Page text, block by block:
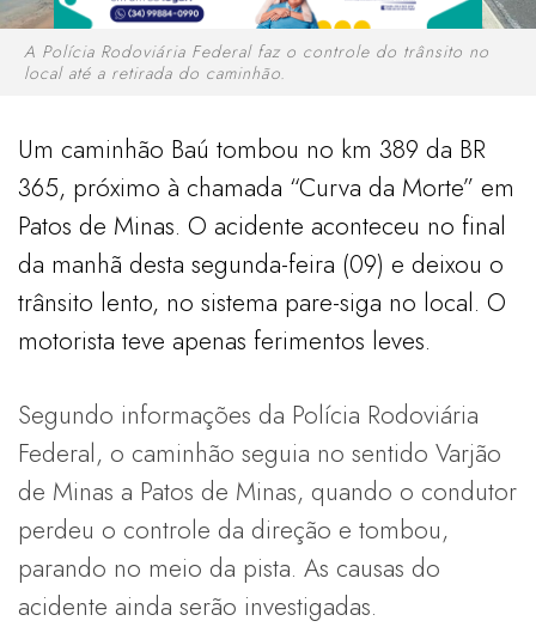
A Polícia Rodoviária Federal faz o controle do trânsito no
local até a retirada do caminhão.
Um caminhão Baú tombou no km 389 da BR
365, próximo à chamada “Curva da Morte” em
Patos de Minas. O acidente aconteceu no final
da manhã desta segunda-feira (09) e deixou o
trânsito lento, no sistema pare-siga no local. O
motorista teve apenas ferimentos leves.
Segundo informações da Polícia Rodoviária
Federal, o caminhão seguia no sentido Varjão
de Minas a Patos de Minas, quando o condutor
perdeu o controle da direção e tombou,
parando no meio da pista. As causas do
acidente ainda serão investigadas.